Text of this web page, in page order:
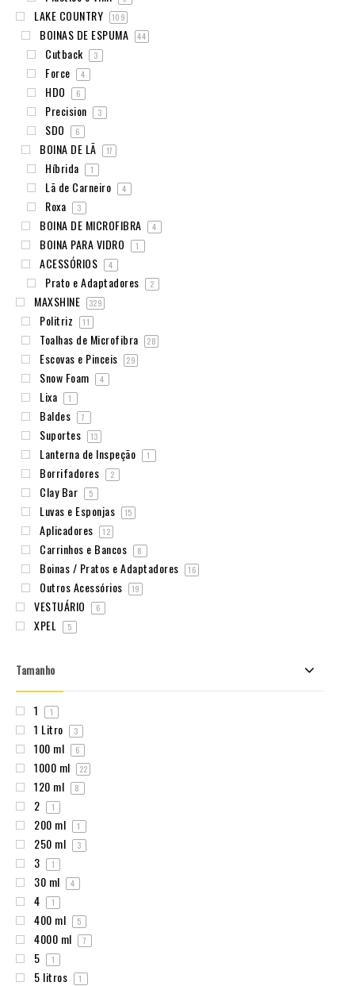
LAKE COUNTRY 109
BOINAS DE ESPUMA 44
Cutback 3
Force 4
HDO 6
Precision 3
SDO 6
BOINA DE LÃ 17
Híbrida 1
Lã de Carneiro 4
Roxa 3
BOINA DE MICROFIBRA 4
BOINA PARA VIDRO 1
ACESSÓRIOS 4
Prato e Adaptadores 2
MAXSHINE 329
Politriz 11
Toalhas de Microfibra 28
Escovas e Pinceis 29
Snow Foam 4
Lixa 1
Baldes 7
Suportes 13
Lanterna de Inspeção 1
Borrifadores 2
Clay Bar 5
Luvas e Esponjas 15
Aplicadores 12
Carrinhos e Bancos 8
Boinas / Pratos e Adaptadores 16
Outros Acessórios 19
VESTUÁRIO 6
XPEL 5
Tamanho
1 1
1 Litro 3
100 ml 6
1000 ml 22
120 ml 8
2 1
200 ml 1
250 ml 3
3 1
30 ml 4
4 1
400 ml 5
4000 ml 7
5 1
5 litros 1